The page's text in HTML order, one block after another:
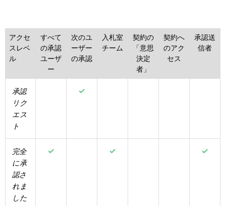
アクセ
スレベ
ル
すべて
の承認
ユーザ
ー
次のユ
ーザー
の承認
入札室
チーム
契約の
「意思
決定
者」
契約へ
のアク
セス
承認送
信者
承認
リク
エス
ト
完全
に承
認さ
れま
した